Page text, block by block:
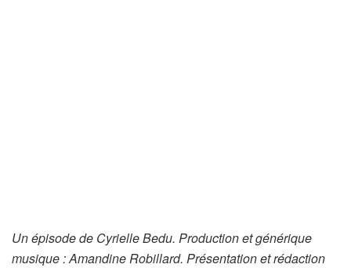
Un épisode de Cyrielle Bedu. Production et générique
musique : Amandine Robillard. Présentation et rédaction